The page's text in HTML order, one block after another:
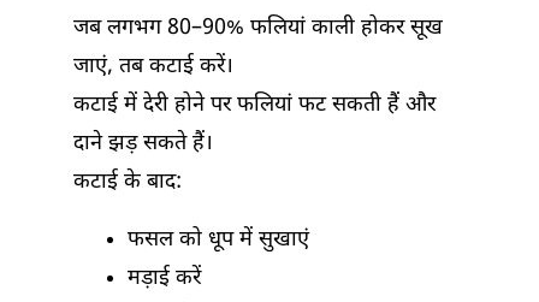
जब लगभग 80–90% फलियां काली होकर सूख
जाएं, तब कटाई करें।
कटाई में देरी होने पर फलियां फट सकती हैं और
दाने झड़ सकते हैं।
कटाई के बाद:
फसल को धूप में सुखाएं
मड़ाई करें